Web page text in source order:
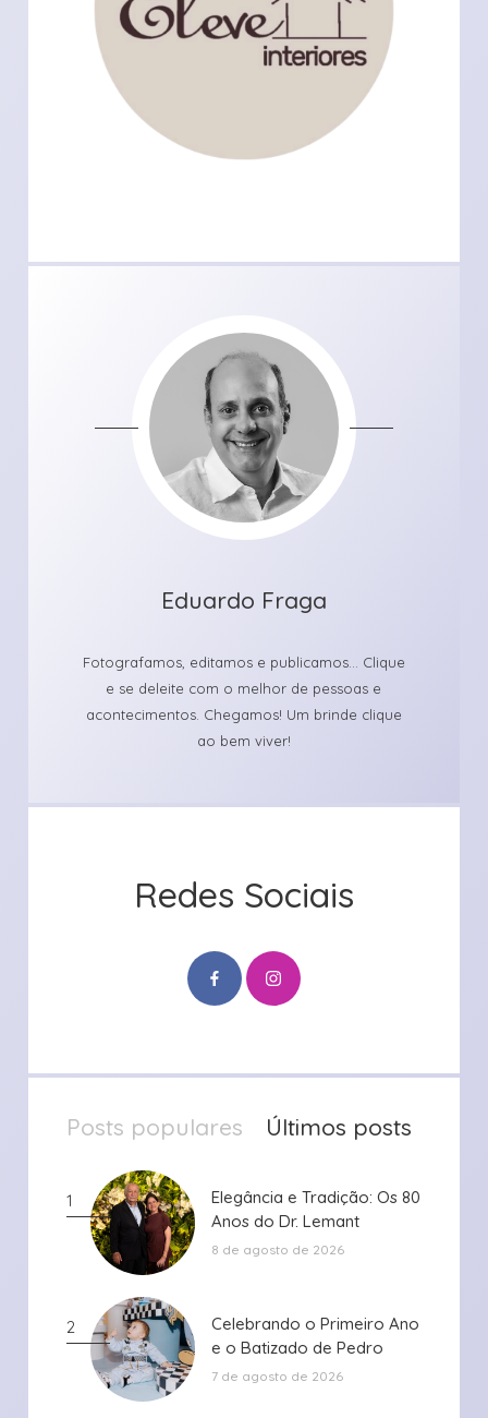
Eduardo Fraga
Fotografamos, editamos e publicamos... Clique
e se deleite com o melhor de pessoas e
acontecimentos. Chegamos! Um brinde clique
ao bem viver!
Redes Sociais
Posts populares Últimos posts
1
Elegância e Tradição: Os 80
Anos do Dr. Lemant
Elegância e Tradição: Os 80
Anos do Dr. Lemant
8 de agosto de 2026
2
Celebrando o Primeiro Ano
e o Batizado de Pedro
Celebrando o Primeiro Ano
e o Batizado de Pedro
7 de agosto de 2026